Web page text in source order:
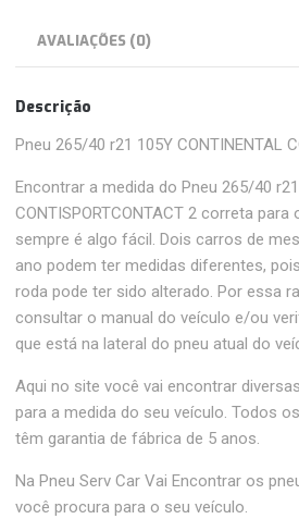
AVALIAÇÕES (0)
Descrição
Pneu 265/40 r21 105Y CONTINENTAL
Encontrar a medida do Pneu 265/40
CONTISPORTCONTACT 2 correta
sempre é algo fácil. Dois carros de
ano podem ter medidas diferentes,
roda pode ter sido alterado. Por essa
consultar o manual do veículo e/ou
que está na lateral do pneu atual do
Aqui no site você vai encontrar
para a medida do seu veículo. Todos
têm garantia de fábrica de 5 anos.
Na Pneu Serv Car Vai Encontrar os
você procura para o seu veículo.